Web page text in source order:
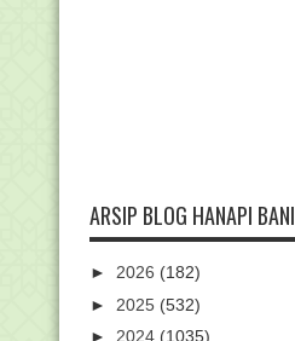
ARSIP BLOG HANAPI BANI
► 2026 (182)
► 2025 (532)
► 2024 (1035)